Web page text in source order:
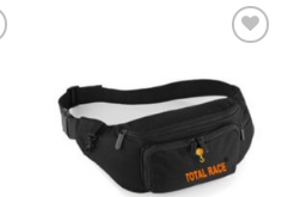
Adauga
in
wishlist!